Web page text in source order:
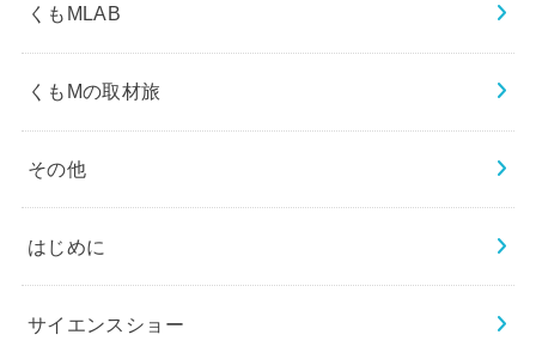
くもMLAB
くもMの取材旅
その他
はじめに
サイエンスショー